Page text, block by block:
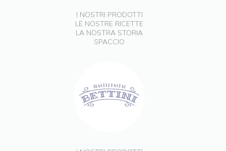
I NOSTRI PRODOTTI
LE NOSTRE RICETTE
LA NOSTRA STORIA
SPACCIO